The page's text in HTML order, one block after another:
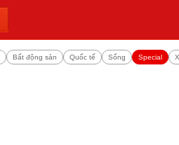
Bất động sản Quốc tế Sống Special